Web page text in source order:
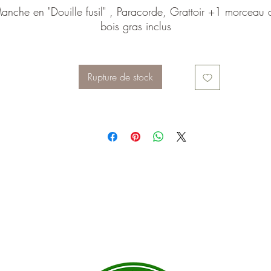
en "Douille fusil" , Paracorde, Grattoir +1 morceau
bois gras inclus
Rupture de stock